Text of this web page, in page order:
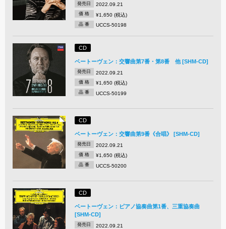
発売日 2022.09.21
価 格 ¥1,650 (税込)
品 番 UCCS-50198
CD
ベートーヴェン：交響曲第7番・第8番 他 [SHM-CD]
発売日 2022.09.21
価 格 ¥1,650 (税込)
品 番 UCCS-50199
CD
ベートーヴェン：交響曲第9番《合唱》 [SHM-CD]
発売日 2022.09.21
価 格 ¥1,650 (税込)
品 番 UCCS-50200
CD
ベートーヴェン：ピアノ協奏曲第1番、三重協奏曲
[SHM-CD]
発売日 2022.09.21